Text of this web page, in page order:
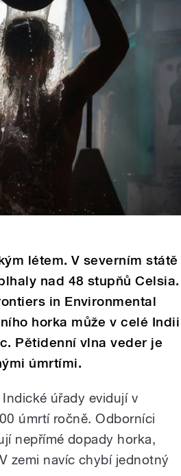
létem. V severním státě
nad 48 stupňů Celsia.
in Environmental
horka může v celé Indii
Pětidenní vlna veder je
úmrtími.
úřady evidují v
úmrtí ročně. Odborníci
nepřímé dopady horka,
zemi navíc chybí jednotný